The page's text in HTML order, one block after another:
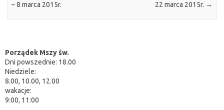
– 8 marca 2015r.
22 marca 2015r. →
Porządek Mszy św.
Dni powszednie: 18.00
Niedziele:
8.00, 10.00, 12.00
wakacje:
9:00, 11:00